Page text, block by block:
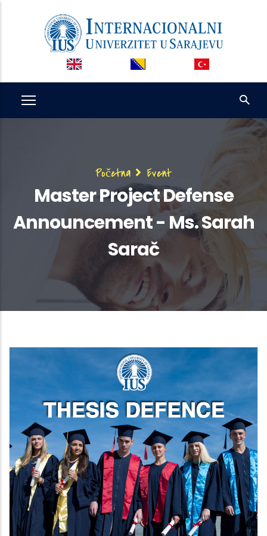
Breadcrumb
Početna Event
Master Project Defense
Announcement - Ms. Sarah
Sarač